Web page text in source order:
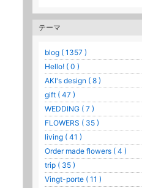
テーマ
blog ( 1357 )
Hello! ( 0 )
AKI's design ( 8 )
gift ( 47 )
WEDDING ( 7 )
FLOWERS ( 35 )
living ( 41 )
Order made flowers ( 4 )
trip ( 35 )
Vingt-porte ( 11 )